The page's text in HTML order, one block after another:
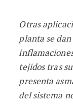
Otras
planta se
tejidos tras
presenta
del sistema